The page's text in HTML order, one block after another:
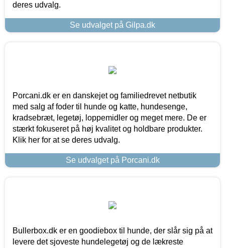
deres udvalg.
Se udvalget på Gilpa.dk
Porcani.dk er en danskejet og familiedrevet netbutik
med salg af foder til hunde og katte, hundesenge,
kradsebræt, legetøj, loppemidler og meget mere. De er
stærkt fokuseret på høj kvalitet og holdbare produkter.
Klik her for at se deres udvalg.
Se udvalget på Porcani.dk
Bullerbox.dk er en goodiebox til hunde, der slår sig på at
levere det sjoveste hundelegetøj og de lækreste